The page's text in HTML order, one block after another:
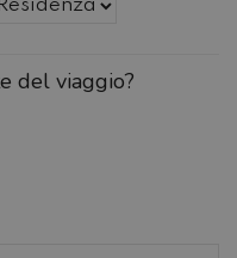
del viaggio?